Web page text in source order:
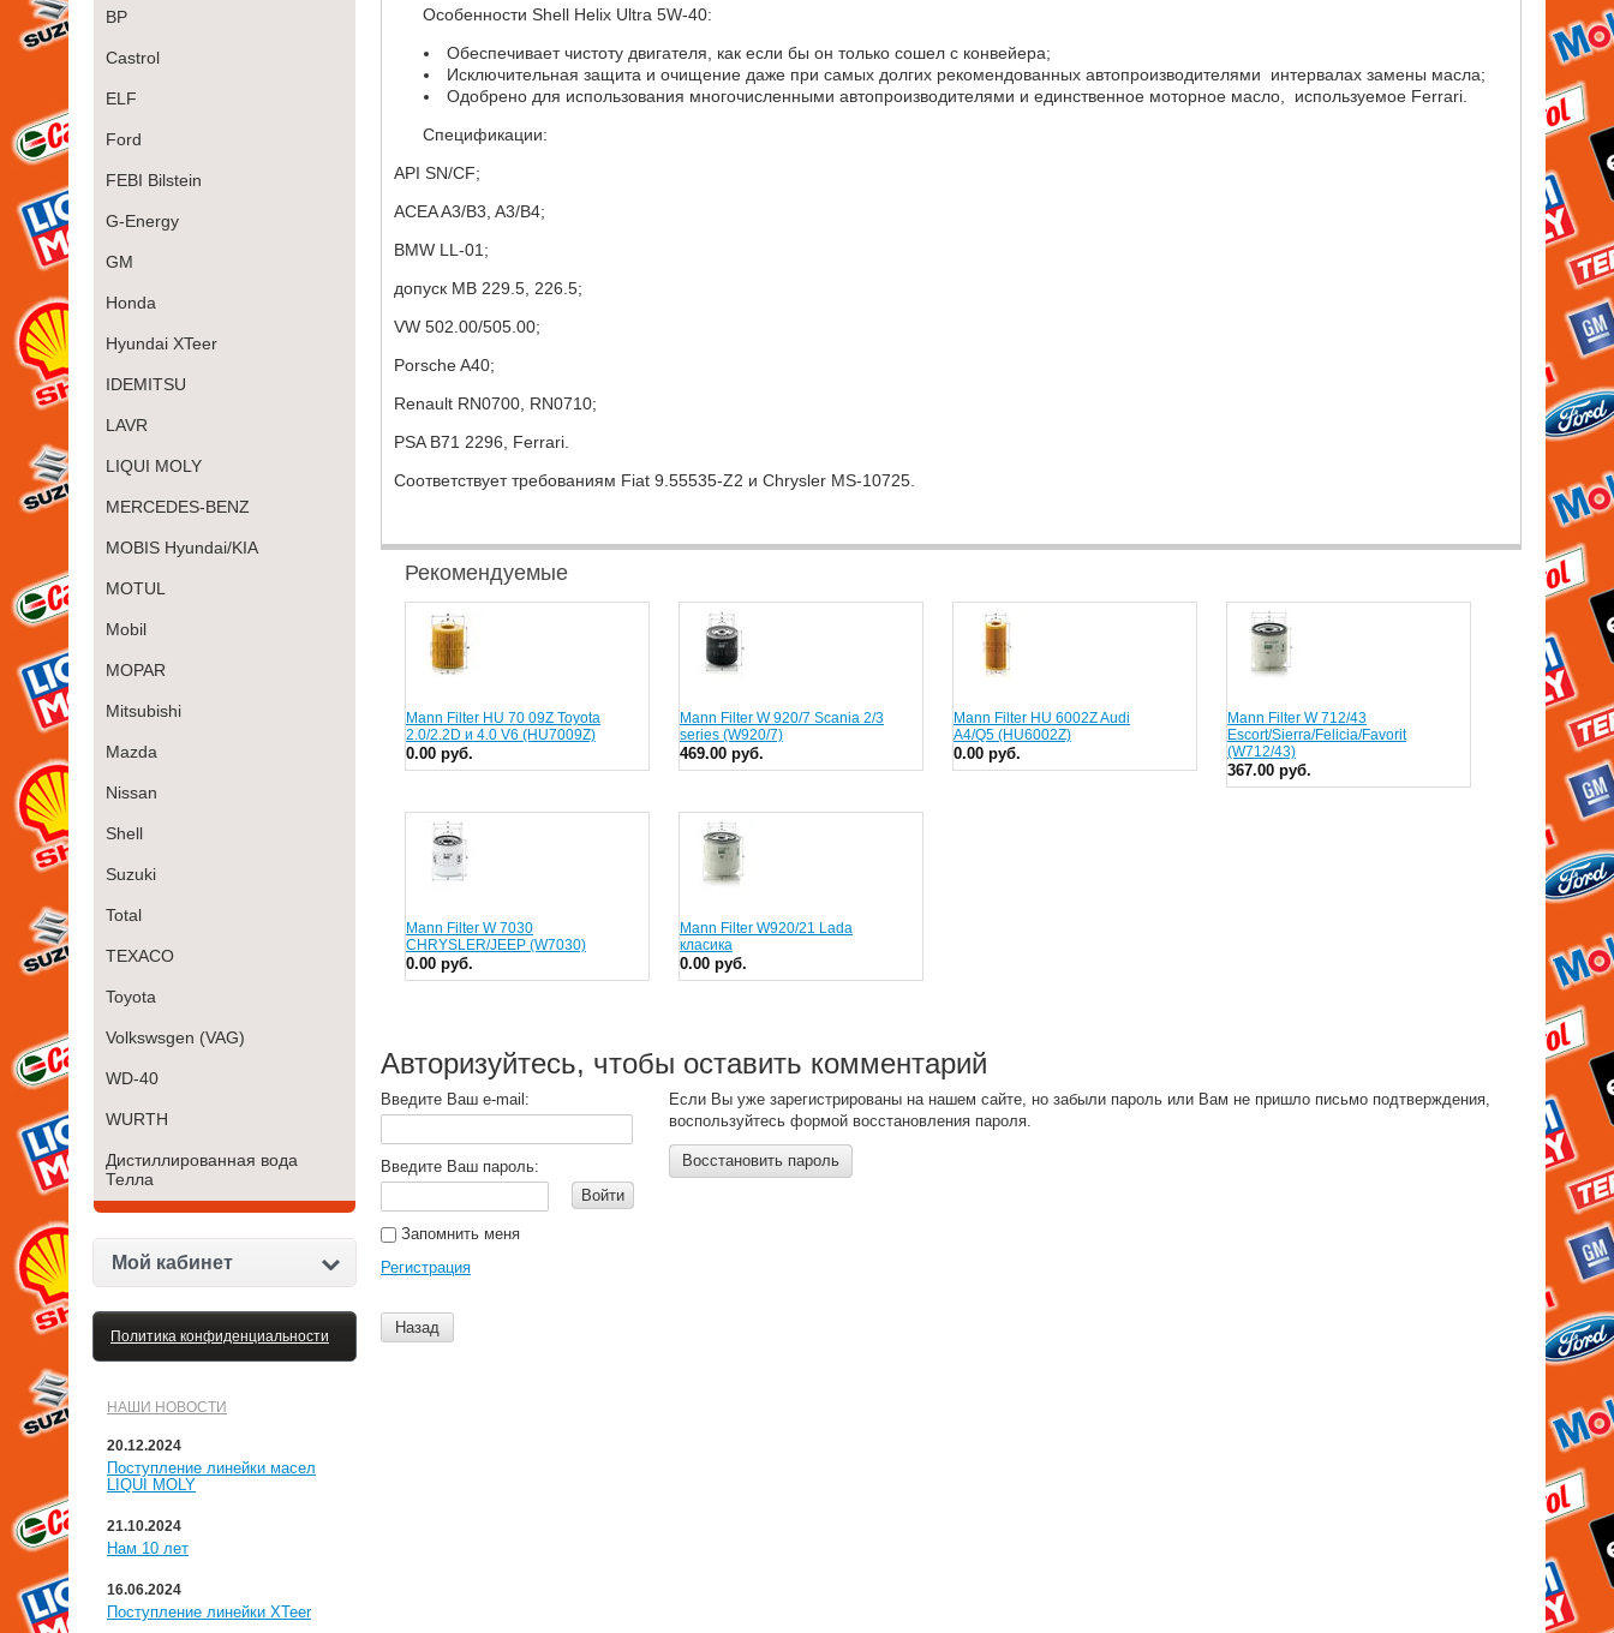
BP
Castrol
ELF
Ford
FEBI Bilstein
G-Energy
GM
Honda
Hyundai XTeer
IDEMITSU
LAVR
LIQUI MOLY
MERCEDES-BENZ
MOBIS Hyundai/KIA
MOTUL
Mobil
MOPAR
Mitsubishi
Mazda
Nissan
Shell
Suzuki
Total
TEXACO
Toyota
Volkswsgen (VAG)
WD-40
WURTH
Дистиллированная вода
Телла
Мой кабинет
Политика конфиденциальности
НАШИ НОВОСТИ
20.12.2024
Поступление линейки масел
LIQUI MOLY
21.10.2024
Нам 10 лет
16.06.2024
Поступление линейки XTeer
Особенности Shell Helix Ultra 5W-40:
Обеспечивает чистоту двигателя, как если бы он только сошел с конвейера;
Исключительная защита и очищение даже при самых долгих рекомендованных автопроизводителями интервалах замены масла;
Одобрено для использования многочисленными автопроизводителями и единственное моторное масло, используемое Ferrari.
Спецификации:
API SN/CF;
ACEA A3/B3, A3/B4;
BMW LL-01;
допуск MB 229.5, 226.5;
VW 502.00/505.00;
Porsche A40;
Renault RN0700, RN0710;
PSA B71 2296, Ferrari.
Соответствует требованиям Fiat 9.55535-Z2 и Chrysler MS-10725.
Рекомендуемые
Mann Filter HU 70 09Z Toyota
2.0/2.2D и 4.0 V6 (HU7009Z)
0.00 руб.
Mann Filter W 920/7 Scania 2/3
series (W920/7)
469.00 руб.
Mann Filter HU 6002Z Audi
A4/Q5 (HU6002Z)
0.00 руб.
Mann Filter W 712/43
Escort/Sierra/Felicia/Favorit
(W712/43)
367.00 руб.
Mann Filter W 7030
CHRYSLER/JEEP (W7030)
0.00 руб.
Mann Filter W920/21 Lada
класика
0.00 руб.
Авторизуйтесь, чтобы оставить комментарий
Введите Ваш e-mail:
Введите Ваш пароль:
Войти
Запомнить меня
Регистрация
Если Вы уже зарегистрированы на нашем сайте, но забыли пароль или Вам не пришло письмо подтверждения,
воспользуйтесь формой восстановления пароля.
Восстановить пароль
Назад